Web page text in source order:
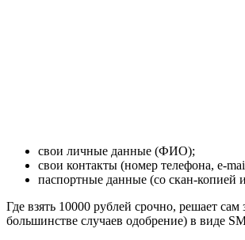
свои личные данные (ФИО);
свои контакты (номер телефона, e-
паспортные данные (со скан-копией
Где взять 10000 рублей срочно, решает
большинстве случаев одобрение) в виде